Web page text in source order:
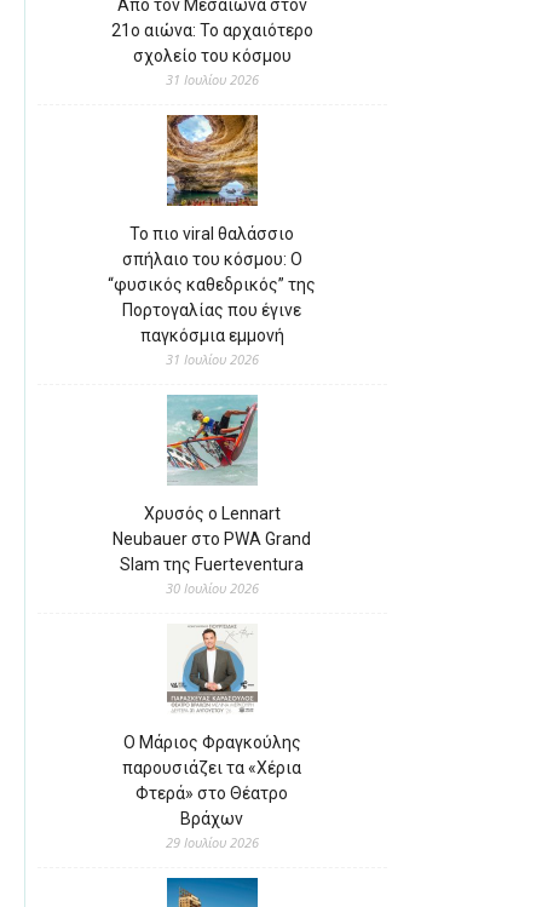
Από τον Μεσαίωνα στον
21ο αιώνα: Το αρχαιότερο
σχολείο του κόσμου
31 Ιουλίου 2026
Το πιο viral θαλάσσιο
σπήλαιο του κόσμου: Ο
“φυσικός καθεδρικός” της
Πορτογαλίας που έγινε
παγκόσμια εμμονή
31 Ιουλίου 2026
Χρυσός ο Lennart
Neubauer στο PWA Grand
Slam της Fuerteventura
30 Ιουλίου 2026
Ο Μάριος Φραγκούλης
παρουσιάζει τα «Χέρια
Φτερά» στο Θέατρο
Βράχων
29 Ιουλίου 2026